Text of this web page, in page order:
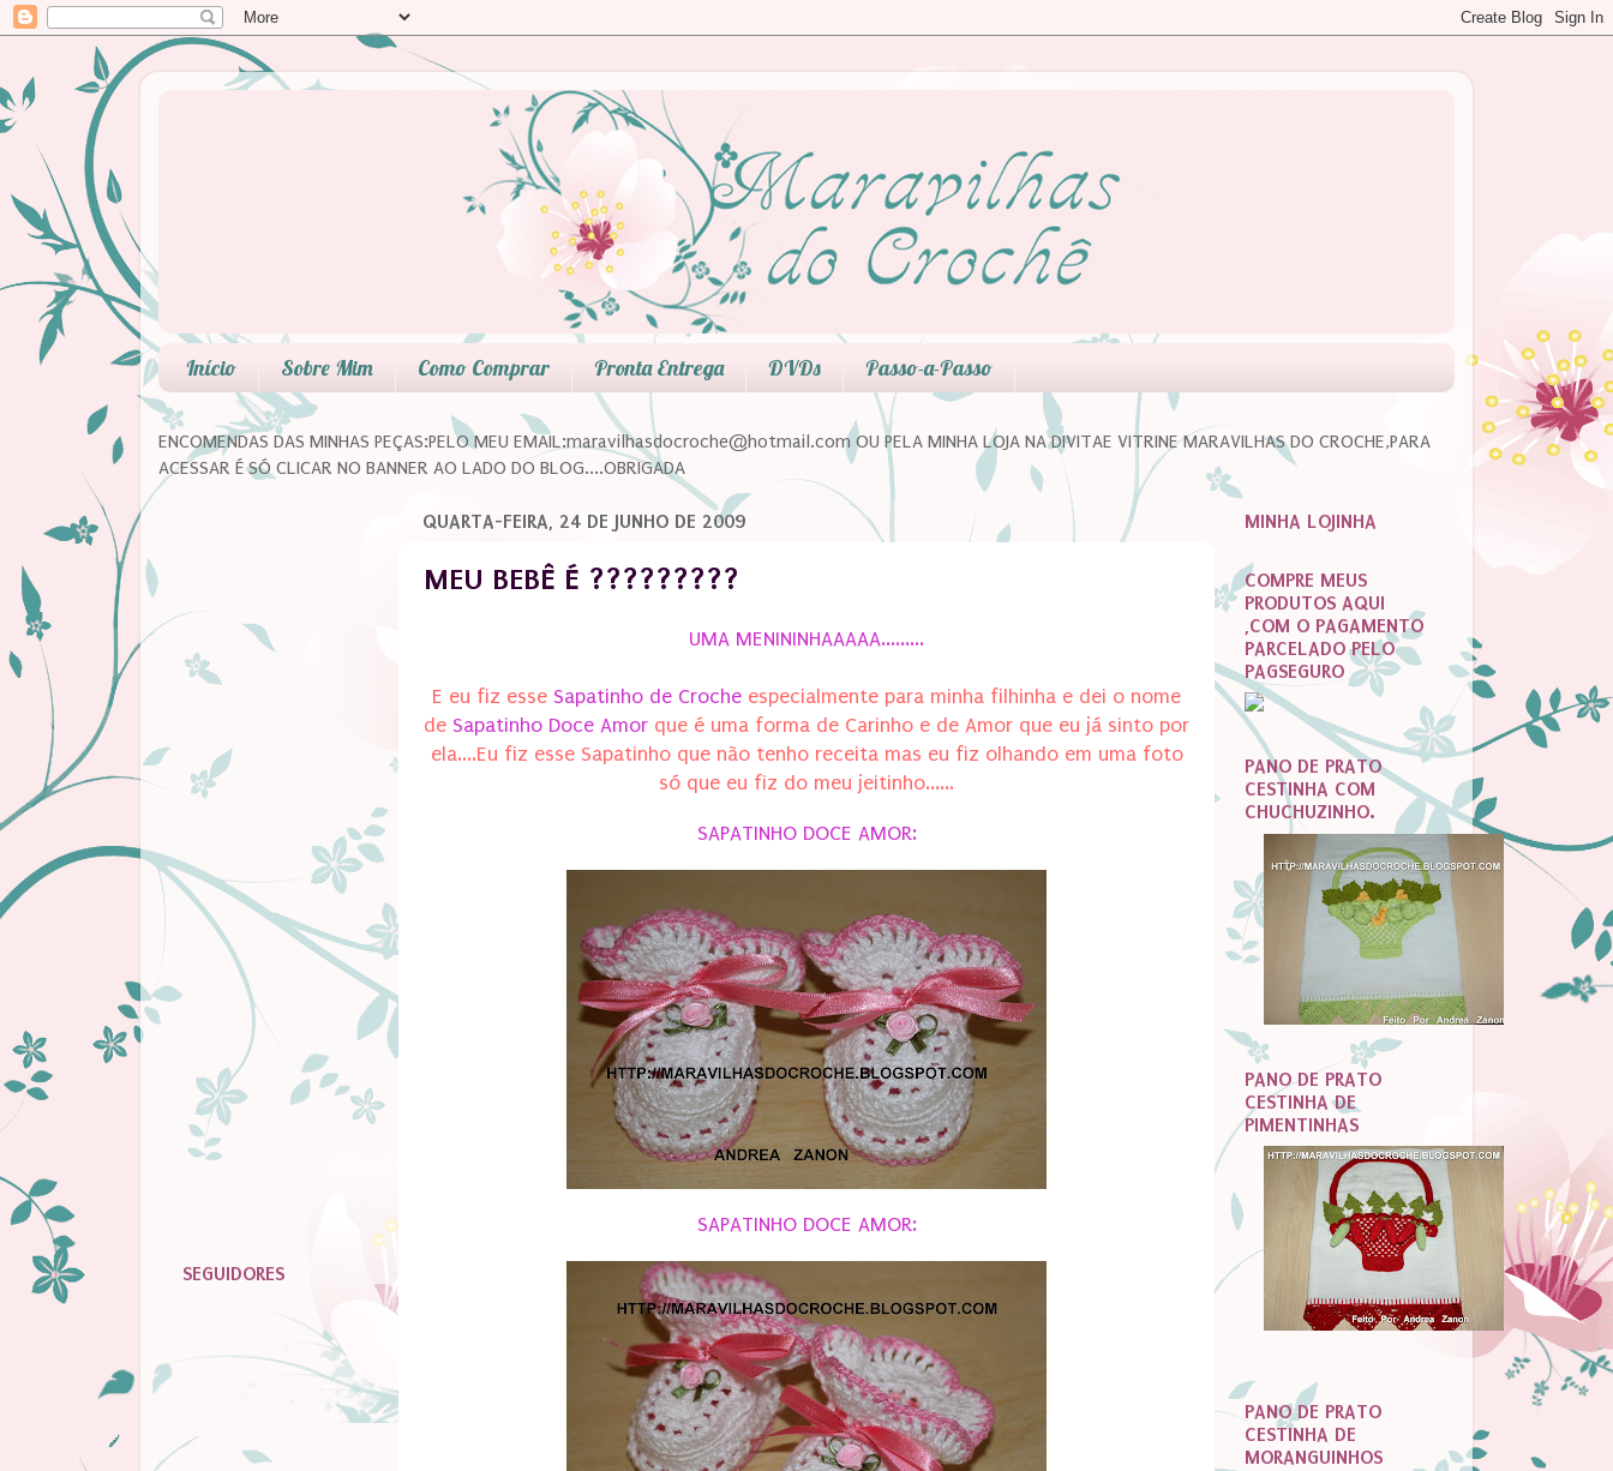
Início Sobre Mim Como Comprar Pronta Entrega DVDs Passo-a-Passo
ENCOMENDAS DAS MINHAS PEÇAS:PELO MEU EMAIL:maravilhasdocroche@hotmail.com OU PELA MINHA LOJA NA DIVITAE VITRINE MARAVILHAS DO CROCHE,PARA
ACESSAR É SÓ CLICAR NO BANNER AO LADO DO BLOG....OBRIGADA
QUARTA-FEIRA, 24 DE JUNHO DE 2009
MEU BEBÊ É ?????????
UMA MENININHAAAAA.........
E eu fiz esse Sapatinho de Croche especialmente para minha filhinha e dei o nome
de Sapatinho Doce Amor que é uma forma de Carinho e de Amor que eu já sinto por
ela....Eu fiz esse Sapatinho que não tenho receita mas eu fiz olhando em uma foto
só que eu fiz do meu jeitinho......
SAPATINHO DOCE AMOR:
SAPATINHO DOCE AMOR:
SEGUIDORES
MINHA LOJINHA
COMPRE MEUS
PRODUTOS AQUI
,COM O PAGAMENTO
PARCELADO PELO
PAGSEGURO
PANO DE PRATO
CESTINHA COM
CHUCHUZINHO.
PANO DE PRATO
CESTINHA DE
PIMENTINHAS
PANO DE PRATO
CESTINHA DE
MORANGUINHOS